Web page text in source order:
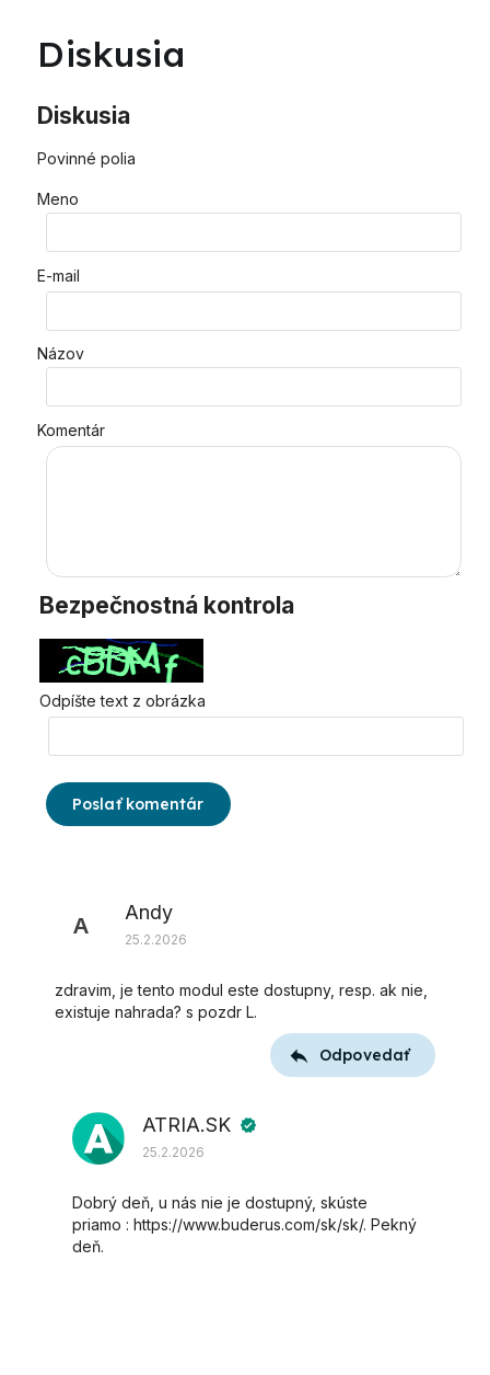
Diskusia
Diskusia
Povinné polia
Meno
E-mail
Názov
Komentár
Bezpečnostná kontrola
Odpíšte text z obrázka
Poslať komentár
A
Andy
25.2.2026
zdravim, je tento modul este dostupny, resp. ak nie,
existuje nahrada? s pozdr L.
Odpovedať
ATRIA.SK verified
25.2.2026
Dobrý deň, u nás nie je dostupný, skúste
priamo : https://www.buderus.com/sk/sk/. Pekný
deň.